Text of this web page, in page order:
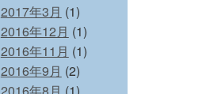
2017年3月 (1)
2016年12月 (1)
2016年11月 (1)
2016年9月 (2)